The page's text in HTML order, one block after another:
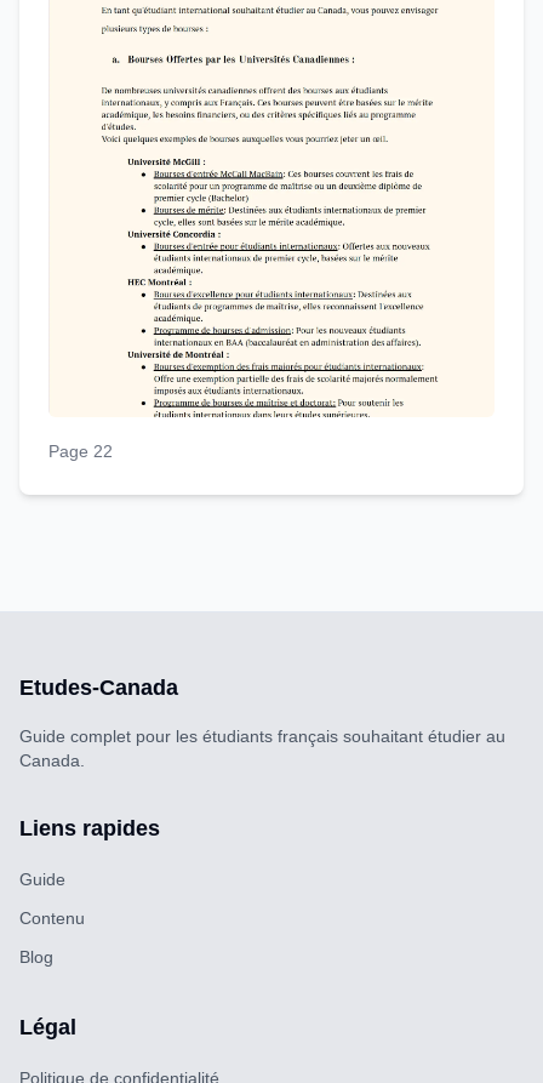
Page 22
Etudes-Canada
Guide complet pour les étudiants français souhaitant étudier au
Canada.
Liens rapides
Guide
Contenu
Blog
Légal
Politique de confidentialité